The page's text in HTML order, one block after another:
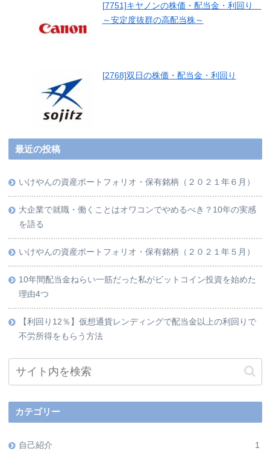
[7751]キヤノンの株価・配当金・利回り
～安定度抜群の高配当株～
[2768]双日の株価・配当金・利回り
最近の投稿
いけやんの資産ポートフォリオ・保有銘柄（２０２１年６月）
大企業で就職・働くことはオワコンでやめるべき？10年の実感
を語る
いけやんの資産ポートフォリオ・保有銘柄（２０２１年５月）
10年間配当金ねらい一筋だった私がビットコイン投資を始めた
理由4つ
【利回り12％】仮想通貨レンディングで配当金以上の利回りで
不労所得をもらう方法
カテゴリー
自己紹介 1